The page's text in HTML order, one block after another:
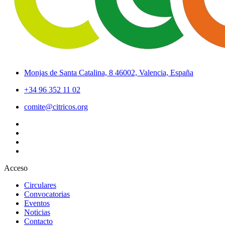
Monjas de Santa Catalina, 8 46002, Valencia, España
+34 96 352 11 02
comite@citricos.org
Acceso
Circulares
Convocatorias
Eventos
Noticias
Contacto